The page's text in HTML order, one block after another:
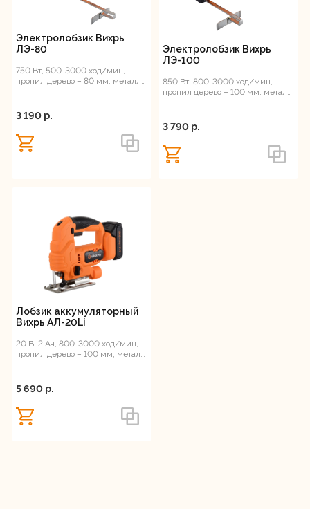
Электролобзик Вихрь
ЛЭ-80
750 Вт, 500-3000 ход/мин,
пропил дерево – 80 мм, металл
3 190 p.
Электролобзик Вихрь
ЛЭ-100
850 Вт, 800-3000 ход/мин,
пропил дерево – 100 мм, металл
3 790 p.
Лобзик аккумуляторный
Вихрь АЛ-20Li
20 В, 2 Ач, 800-3000 ход/мин,
пропил дерево – 100 мм, металл
5 690 p.